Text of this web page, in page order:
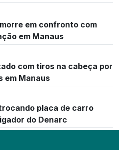
em confronto com
em Manaus
com tiros na cabeça por
em Manaus
placa de carro
do Denarc